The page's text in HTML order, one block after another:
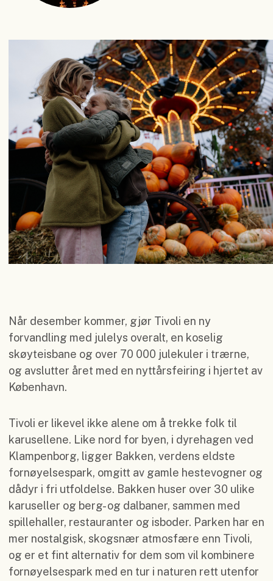
Når desember kommer, gjør Tivoli en ny
forvandling med julelys overalt, en koselig
skøyteisbane og over 70 000 julekuler i trærne,
og avslutter året med en nyttårsfeiring i hjertet av
København.
Tivoli er likevel ikke alene om å trekke folk til
karusellene. Like nord for byen, i dyrehagen ved
Klampenborg, ligger Bakken, verdens eldste
fornøyelsespark, omgitt av gamle hestevogner og
dådyr i fri utfoldelse. Bakken huser over 30 ulike
karuseller og berg- og dalbaner, sammen med
spillehaller, restauranter og isboder. Parken har en
mer nostalgisk, skogsnær atmosfære enn Tivoli,
og er et fint alternativ for dem som vil kombinere
fornøyelsespark med en tur i naturen rett utenfor